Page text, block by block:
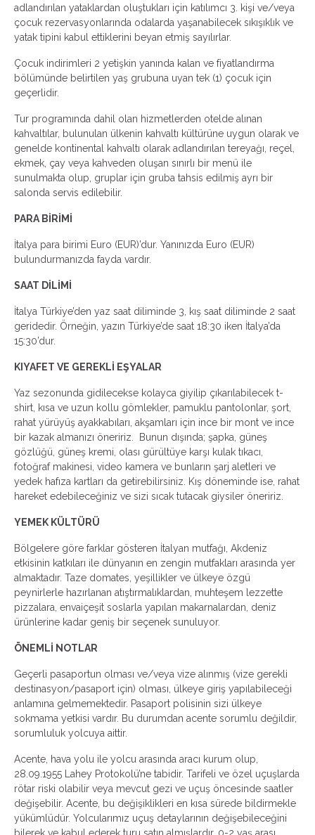
adlandırılan yataklardan oluştukları için katılımcı 3. kişi ve/veya
çocuk rezervasyonlarında odalarda yaşanabilecek sıkışıklık ve
yatak tipini kabul ettiklerini beyan etmiş sayılırlar.
Çocuk indirimleri 2 yetişkin yanında kalan ve fiyatlandırma
bölümünde belirtilen yaş grubuna uyan tek (1) çocuk için
geçerlidir.
Tur programında dahil olan hizmetlerden otelde alınan
kahvaltılar, bulunulan ülkenin kahvaltı kültürüne uygun olarak ve
genelde kontinental kahvaltı olarak adlandırılan tereyağı, reçel,
ekmek, çay veya kahveden oluşan sınırlı bir menü ile
sunulmakta olup, gruplar için gruba tahsis edilmiş ayrı bir
salonda servis edilebilir.
PARA BİRİMİ
İtalya para birimi Euro (EUR)’dur. Yanınızda Euro (EUR)
bulundurmanızda fayda vardır.
SAAT DİLİMİ
İtalya Türkiye’den yaz saat diliminde 3, kış saat diliminde 2 saat
geridedir. Örneğin, yazın Türkiye’de saat 18:30 iken İtalya’da
15:30’dur.
KIYAFET VE GEREKLİ EŞYALAR
Yaz sezonunda gidilecekse kolayca giyilip çıkarılabilecek t-
shirt, kısa ve uzun kollu gömlekler, pamuklu pantolonlar, şort,
rahat yürüyüş ayakkabıları, akşamları için ince bir mont ve ince
bir kazak almanızı öneririz. Bunun dışında; şapka, güneş
gözlüğü, güneş kremi, olası gürültüye karşı kulak tıkacı,
fotoğraf makinesi, video kamera ve bunların şarj aletleri ve
yedek hafıza kartları da getirebilirsiniz. Kış döneminde ise, rahat
hareket edebileceğiniz ve sizi sıcak tutacak giysiler öneririz.
YEMEK KÜLTÜRÜ
Bölgelere göre farklar gösteren İtalyan mutfağı, Akdeniz
etkisinin katkıları ile dünyanın en zengin mutfakları arasında yer
almaktadır. Taze domates, yeşillikler ve ülkeye özgü
peynirlerle hazırlanan atıştırmalıklardan, muhteşem lezzette
pizzalara, envaiçeşit soslarla yapılan makarnalardan, deniz
ürünlerine kadar geniş bir seçenek sunuluyor.
ÖNEMLİ NOTLAR
Geçerli pasaportun olması ve/veya vize alınmış (vize gerekli
destinasyon/pasaport için) olması, ülkeye giriş yapılabileceği
anlamına gelmemektedir. Pasaport polisinin sizi ülkeye
sokmama yetkisi vardır. Bu durumdan acente sorumlu değildir,
sorumluluk yolcuya aittir.
Acente, hava yolu ile yolcu arasında aracı kurum olup,
28.09.1955 Lahey Protokolü’ne tabidir. Tarifeli ve özel uçuşlarda
rötar riski olabilir veya mevcut gezi ve uçuş öncesinde saatler
değişebilir. Acente, bu değişiklikleri en kısa sürede bildirmekle
yükümlüdür. Yolcularımız uçuş detaylarının değişebileceğini